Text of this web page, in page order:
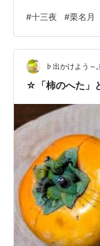
#十三夜 #栗名月
♭出かけよう～
☆「柿のへた」